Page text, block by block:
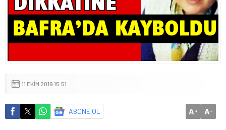
11 EKIM 2019 15:51
ABONE OL A+ A-